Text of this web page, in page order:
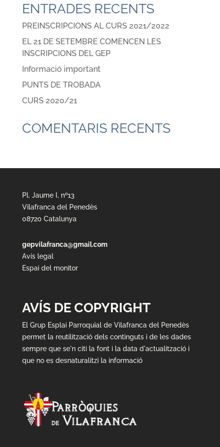
ENTRADES RECENTS
PREINSCRIPCIONS AL CURS 2021/2022
EL 21 DE SETEMBRE COMENCEN LES
INSCRIPCIONS DEL GEP
Informació important
PUNTS DE TROBADA
CURS 2020/21
COMENTARIS RECENTS
Pl. Jaume I, nº13
Vilafranca del Penedès
08720 Catalunya
gepvilafranca@gmail.com
Avís legal
Espai del monitor
AVÍS DE COPYRIGHT
El Grup Esplai Parroquial de Vilafranca del Penedès
permet la reutilització dels continguts i de les dades
sempre que se'n citi la font i la data d'actualització i
que no es desnaturalitzi la informació